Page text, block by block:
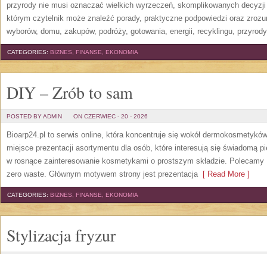
przyrody nie musi oznaczać wielkich wyrzeczeń, skomplikowanych
którym czytelnik może znaleźć porady, praktyczne podpowiedzi oraz
wyborów, domu, zakupów, podróży, gotowania, energii, recyklingu,
CATEGORIES: BIZNES, FINANSE, EKONOMIA
DIY – Zrób to sam
POSTED BY ADMIN ON CZERWIEC - 20 - 2026
Bioarp24.pl to serwis online, która koncentruje się wokół
miejsce prezentacji asortymentu dla osób, które interesują się świadomą
w rosnące zainteresowanie kosmetykami o prostszym składzie. Polecamy
zero waste. Głównym motywem strony jest prezentacja[ Read More ]
CATEGORIES: BIZNES, FINANSE, EKONOMIA
Stylizacja fryzur